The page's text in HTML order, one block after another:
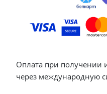
Оплата при получении
через международную